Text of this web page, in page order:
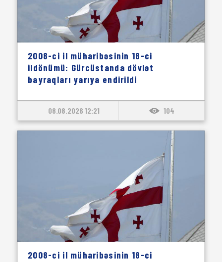
2008-ci il müharibəsinin 18-ci
ildönümü: Gürcüstanda dövlət
bayraqları yarıya endirildi
08.08.2026 12:21 104
2008-ci il müharibəsinin 18-ci